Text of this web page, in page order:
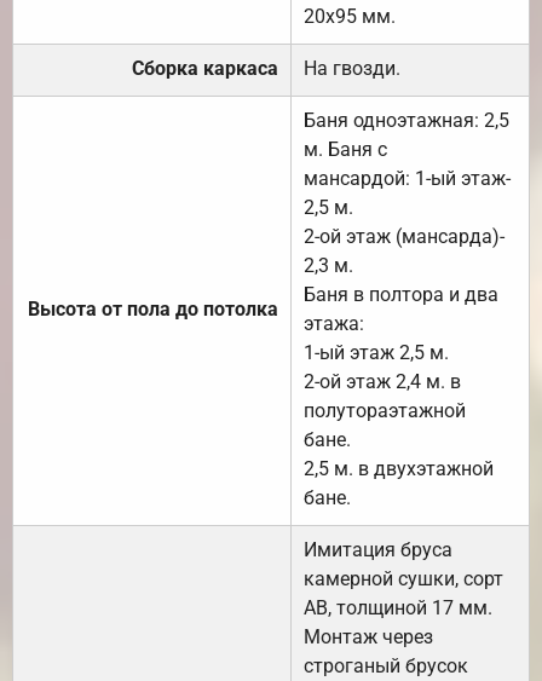
20х95 мм.
Сборка каркаса На гвозди.
Высота от пола до потолка
Баня одноэтажная: 2,5
м. Баня с
мансардой: 1-ый этаж-
2,5 м.
2-ой этаж (мансарда)-
2,3 м.
Баня в полтора и два
этажа:
1-ый этаж 2,5 м.
2-ой этаж 2,4 м. в
полутораэтажной
бане.
2,5 м. в двухэтажной
бане.
Имитация бруса
камерной сушки, сорт
АВ, толщиной 17 мм.
Монтаж через
строганый брусок